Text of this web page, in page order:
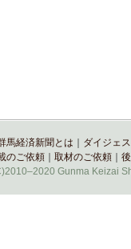
馬経済新聞とは
ダイジェ
のご依頼
取材のご依頼
Gunma Keizai